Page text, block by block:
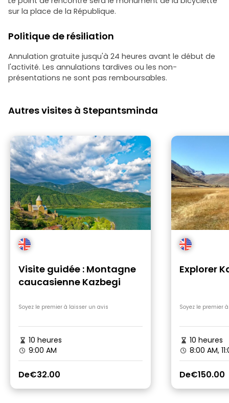
sur la place de la République.
Politique de résiliation
Annulation gratuite jusqu'à 24 heures avant le début de
l'activité. Les annulations tardives ou les non-
présentations ne sont pas remboursables.
Autres visites à Stepantsminda
Visite guidée : Montagne
caucasienne Kazbegi
Soyez le premier à laisser un avis
10 heures
9:00 AM
De€32.00
Explorer
Soyez le premier
10 heures
8:00 AM,
De€150.00